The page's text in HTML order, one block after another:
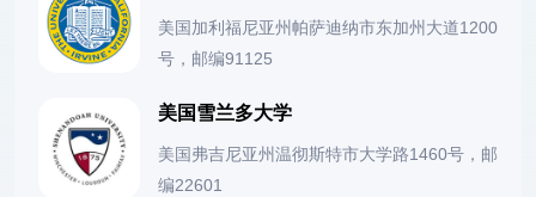
美国加利福尼亚州帕萨迪纳市东加州大道1200
号，邮编91125
美国雪兰多大学
美国弗吉尼亚州温彻斯特市大学路1460号，邮
编22601